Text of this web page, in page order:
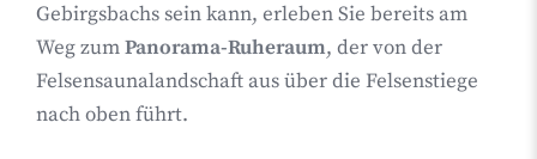
Gebirgsbachs sein kann, erleben Sie bereits am
Weg zumPanorama-Ruheraum, der von der
Felsensaunalandschaft aus über die Felsenstiege
nach oben führt.